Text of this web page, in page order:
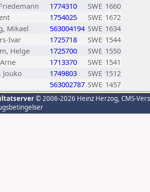
1774310 SWE 1660
1754025 SWE 1672
Mikael 563004194 SWE 1634
Ivar 1725718 SWE 1544
Helge 1725700 SWE 1550
1713370 SWE 1541
Jouko 1749803 SWE 1512
563002787 SWE 1457
© 2006-2026 Heinz Herzog, CMS-